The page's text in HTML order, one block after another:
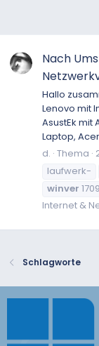
Nach
Hallo
Lenovo mit
AsustEk mit
Laptop,
d. Thema
laufwerk-
winver 1709
Internet &
Schlagworte